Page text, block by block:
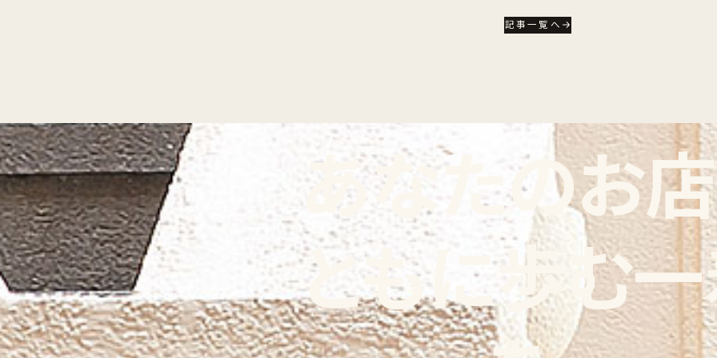
記事一覧へ
あなたのお
ともに歩む